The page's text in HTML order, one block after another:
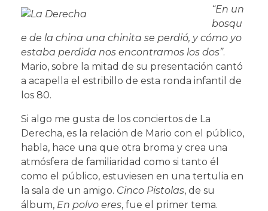
“En un
bosqu
e de la china una chinita se perdió, y cómo yo
estaba perdida nos encontramos los dos”.
Mario, sobre la mitad de su presentación cantó
a acapella el estribillo de esta ronda infantil de
los 80.
Si algo me gusta de los conciertos de La
Derecha, es la relación de Mario con el público,
habla, hace una que otra broma y crea una
atmósfera de familiaridad como si tanto él
como el público, estuviesen en una tertulia en
la sala de un amigo. Cinco Pistolas, de su
álbum, En polvo eres, fue el primer tema.